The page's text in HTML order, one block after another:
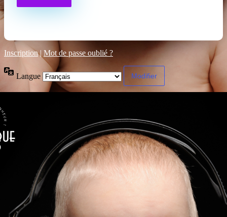
Inscription| Mot de passe oublié ?
Langue